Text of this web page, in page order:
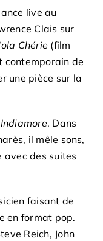
live au
Clais sur
Chérie (film
contemporain de
une pièce sur la
Indiamore. Dans
il mêle sons,
des suites
faisant de
en format pop.
Reich, John